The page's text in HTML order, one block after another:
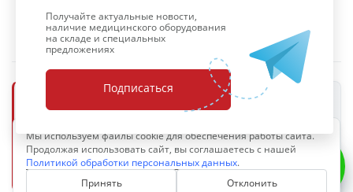
ОПЕРАТОР ПЕРСОНАЛЬНЫХ ДАННЫХ
ИНН 7703711402
ОГРН 1097746765566
Политика обработки персональных данных
Мы используем файлы cookie для обеспечения работы сайта.
Продолжая использовать сайт, вы соглашаетесь с нашей
Политикой обработки персональных данных.
Принять
Отклонить
Получайте актуальные новости,
наличие медицинского оборудования
на складе и специальных
предложениях
Подписаться